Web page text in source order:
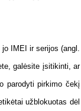
IMEI ir serijos (angl.
galėsite įsitikinti, ar
parodyti pirkimo čekį
užblokuotas dėl